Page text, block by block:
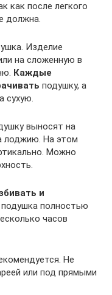
как после легкого
должна.
Изделие
на сложенную в
Каждые
подушку, а
сухую.
выносят на
лоджию. На этом
Можно
и
полностью
часов
Не
или под прямыми